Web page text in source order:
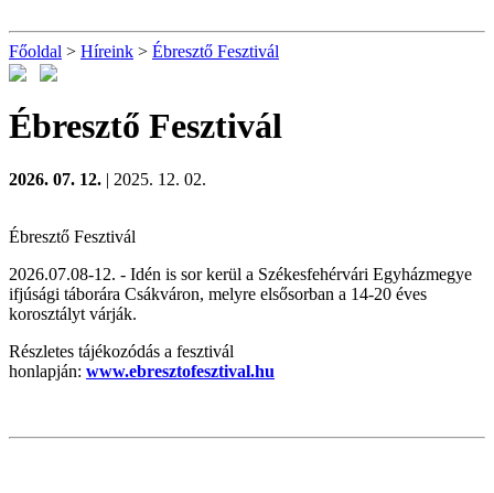
Főoldal > Híreink > Ébresztő Fesztivál
Ébresztő Fesztivál
2026. 07. 12. | 2025. 12. 02.
Ébresztő Fesztivál
2026.07.08-12. - Idén is sor kerül a Székesfehérvári Egyházmegye
ifjúsági táborára Csákváron, melyre elsősorban a 14-20 éves
korosztályt várják.
Részletes tájékozódás a fesztivál
honlapján: www.ebresztofesztival.hu